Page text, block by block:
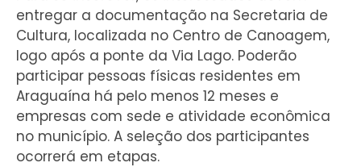
entregar a documentação na Secretaria de
Cultura, localizada no Centro de Canoagem,
logo após a ponte da Via Lago. Poderão
participar pessoas físicas residentes em
Araguaína há pelo menos 12 meses e
empresas com sede e atividade econômica
no município. A seleção dos participantes
ocorrerá em etapas.